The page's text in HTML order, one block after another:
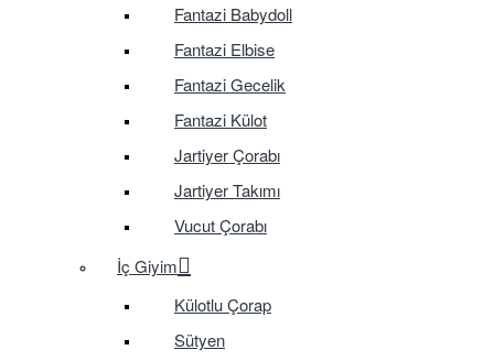
Fantazi Babydoll
Fantazi Elbise
Fantazi Gecelik
Fantazi Külot
Jartiyer Çorabı
Jartiyer Takımı
Vucut Çorabı
İç Giyim
Külotlu Çorap
Sütyen